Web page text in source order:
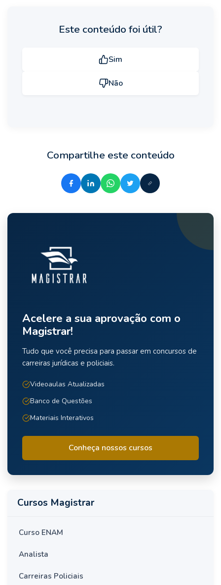
Este conteúdo foi útil?
Sim
Não
Compartilhe este conteúdo
Acelere a sua aprovação com o
Magistrar!
Tudo que você precisa para passar em concursos de
carreiras jurídicas e policiais.
Videoaulas Atualizadas
Banco de Questões
Materiais Interativos
Conheça nossos cursos
Cursos Magistrar
Curso ENAM
Analista
Carreiras Policiais